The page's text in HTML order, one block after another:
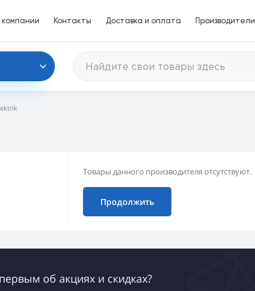
Контакты Доставка и оплата Производители
Товары данного производителя отсутствуют.
Продолжить
об акциях и скидках?